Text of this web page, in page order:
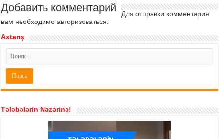
Добавить комментарий
Для отправки комментария
вам необходимоавторизоваться
Axtarış
Tələbələrin Nəzərinə!